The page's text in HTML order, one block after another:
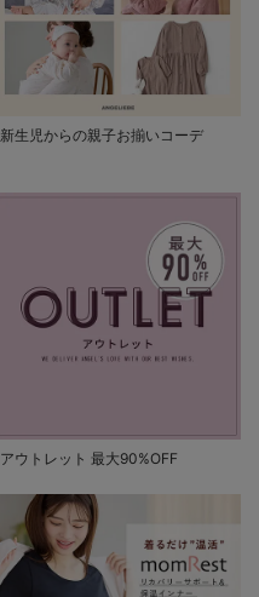
新生児からの親子お揃いコーデ
アウトレット 最大90%OFF